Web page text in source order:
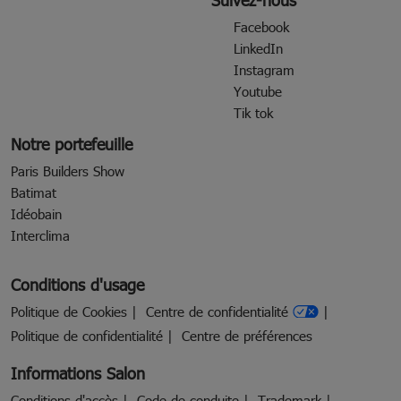
Facebook
LinkedIn
Instagram
Youtube
Tik tok
Notre portefeuille
Paris Builders Show
Batimat
Idéobain
Interclima
Conditions d'usage
Politique de Cookies
Centre de confidentialité
Politique de confidentialité
Centre de préférences
Informations Salon